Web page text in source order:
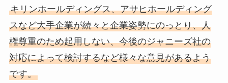
キリンホールディングス、アサヒホールディング
スなど大手企業が続々と企業姿勢にのっとり、人
権尊重のため起用しない、今後のジャニーズ社の
対応によって検討するなど様々な意見があるよう
です。